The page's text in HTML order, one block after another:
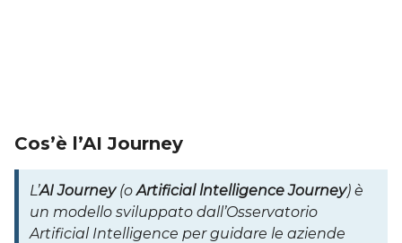
Cos’è l’AI Journey
L’AI Journey(oArtificial lntelligence Journey) è
un modello sviluppato dall’Osservatorio
Artificial Intelligence per guidare le aziende